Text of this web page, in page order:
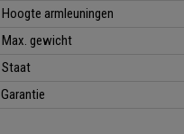
Hoogte armleuningen
Max. gewicht
Staat
Garantie